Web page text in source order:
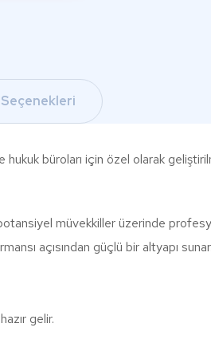
büroları için özel olarak
müvekkiller üzerinde
açısından güçlü bir altyapı sunar.
gelir.